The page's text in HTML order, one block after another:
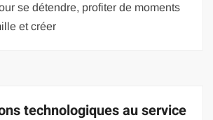
se détendre, profiter de moments
et créer
technologiques au service